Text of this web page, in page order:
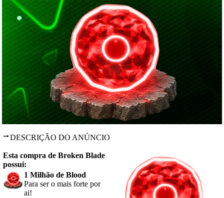
DESCRIÇÃO DO ANÚNCIO
Esta compra de Broken Blade
possui:
1 Milhão de Blood
Para ser o mais forte por
ai!